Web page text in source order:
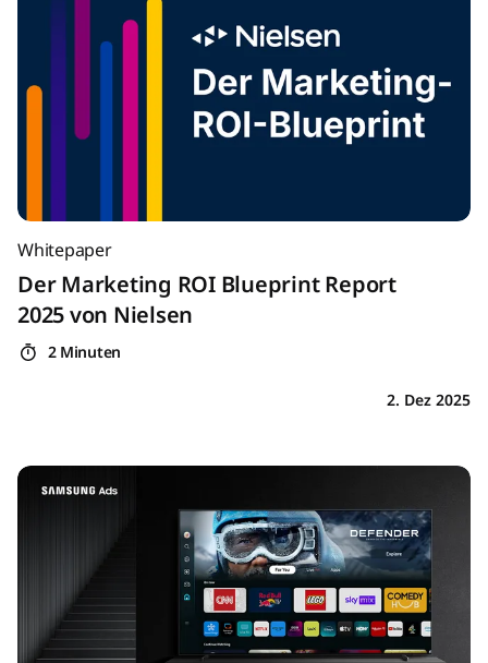
Whitepaper
Der Marketing ROI Blueprint Report
2025 von Nielsen
2 Minuten
2. Dez 2025